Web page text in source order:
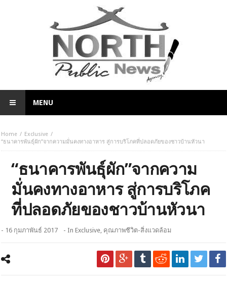
MENU
Home
Exclusive
“ธนาคารพันธุ์ผัก”จากความมั่นคงทางอาหาร สู่การบริโภคที่ปลอดภัยของชาวบ้านหัวนา
“ธนาคารพันธุ์ผัก”จากความ
มั่นคงทางอาหาร สู่การบริโภค
ที่ปลอดภัยของชาวบ้านหัวนา
- 16 กุมภาพันธ์ 2017 - InExclusive, คุณภาพชีวิต-สิ่งแวดล้อม